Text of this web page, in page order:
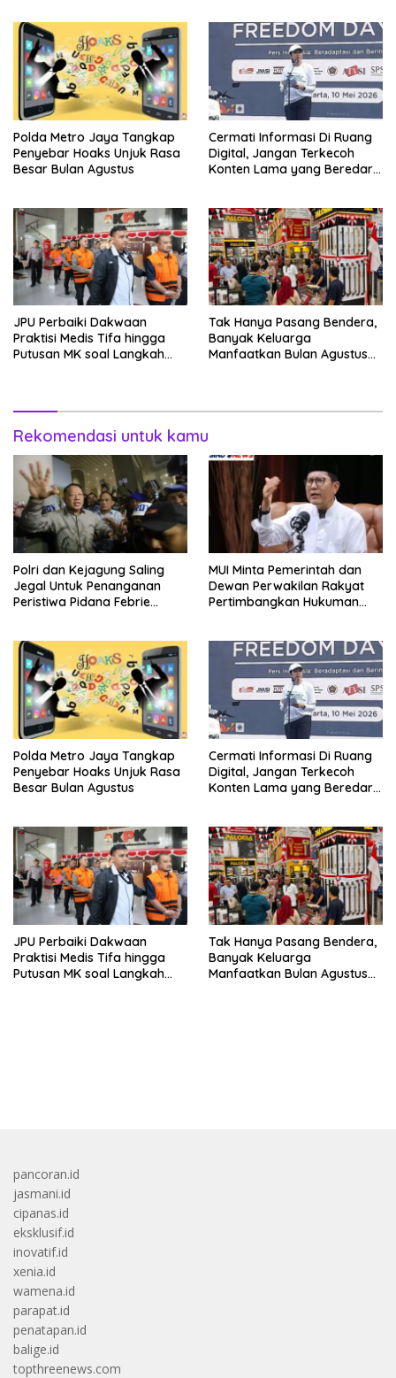
Polda Metro Jaya Tangkap
Penyebar Hoaks Unjuk Rasa
Besar Bulan Agustus
Cermati Informasi Di Ruang
Digital, Jangan Terkecoh
Konten Lama yang Beredar
JPU Perbaiki Dakwaan
Praktisi Medis Tifa hingga
Putusan MK soal Langkah
Tak Hanya Pasang Bendera,
Banyak Keluarga
Manfaatkan Bulan Agustus
Rekomendasi untuk kamu
Polri dan Kejagung Saling
Jegal Untuk Penanganan
Peristiwa Pidana Febrie
MUI Minta Pemerintah dan
Dewan Perwakilan Rakyat
Pertimbangkan Hukuman
Polda Metro Jaya Tangkap
Penyebar Hoaks Unjuk Rasa
Besar Bulan Agustus
Cermati Informasi Di Ruang
Digital, Jangan Terkecoh
Konten Lama yang Beredar
JPU Perbaiki Dakwaan
Praktisi Medis Tifa hingga
Putusan MK soal Langkah
Tak Hanya Pasang Bendera,
Banyak Keluarga
Manfaatkan Bulan Agustus
pancoran.id
jasmani.id
cipanas.id
eksklusif.id
inovatif.id
xenia.id
wamena.id
parapat.id
penatapan.id
balige.id
topthreenews.com